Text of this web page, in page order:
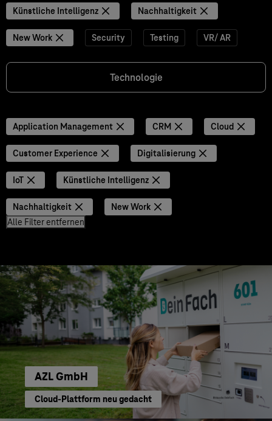
Künstliche Intelligenz Nachhaltigkeit
New Work Security Testing VR/ AR
Technologie
Application Management CRM Cloud
Customer Experience Digitalisierung
IoT Künstliche Intelligenz
Nachhaltigkeit
New Work
Alle Filter entfernen
AZL GmbH
Cloud-Plattform neu gedacht